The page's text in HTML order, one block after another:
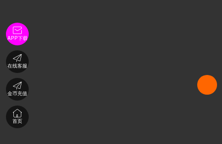

APP下载

在线客服

金币充值

首页